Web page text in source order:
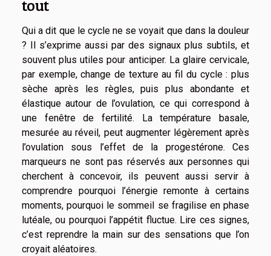
tout
Qui a dit que le cycle ne se voyait que dans la douleur
? Il s’exprime aussi par des signaux plus subtils, et
souvent plus utiles pour anticiper. La glaire cervicale,
par exemple, change de texture au fil du cycle : plus
sèche après les règles, puis plus abondante et
élastique autour de l’ovulation, ce qui correspond à
une fenêtre de fertilité. La température basale,
mesurée au réveil, peut augmenter légèrement après
l’ovulation sous l’effet de la progestérone. Ces
marqueurs ne sont pas réservés aux personnes qui
cherchent à concevoir, ils peuvent aussi servir à
comprendre pourquoi l’énergie remonte à certains
moments, pourquoi le sommeil se fragilise en phase
lutéale, ou pourquoi l’appétit fluctue. Lire ces signes,
c’est reprendre la main sur des sensations que l’on
croyait aléatoires.